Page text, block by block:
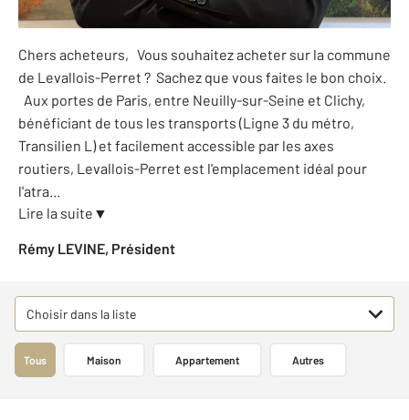
Chers acheteurs, Vous souhaitez acheter sur la commune
de Levallois-Perret ? Sachez que vous faites le bon choix.
Aux portes de Paris, entre Neuilly-sur-Seine et Clichy,
bénéficiant de tous les transports (Ligne 3 du métro,
Transilien L) et facilement accessible par les axes
routiers, Levallois-Perret est l'emplacement idéal pour
l'atra...
Lire la suite ▼
Rémy LEVINE, Président
Choisir dans la liste
Tous Maison Appartement Autres